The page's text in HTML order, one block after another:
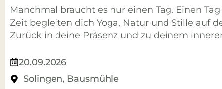
Manchmal braucht es nur einen Tag. Einen
Zeit begleiten dich Yoga, Natur und Stille auf
Zurück in deine Präsenz und zu deinem
20.09.2026
Solingen, Bausmühle